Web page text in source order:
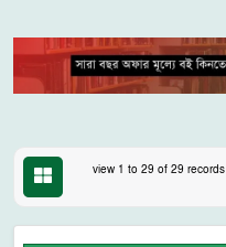
view 1 to 29 of 29 records